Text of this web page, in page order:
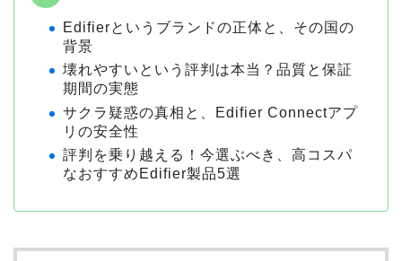
Edifierというブランドの正体と、その国の
背景
壊れやすいという評判は本当？品質と保証
期間の実態
サクラ疑惑の真相と、Edifier Connectアプ
リの安全性
評判を乗り越える！今選ぶべき、高コスパ
なおすすめEdifier製品5選